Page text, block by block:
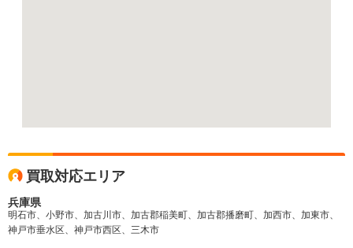
買取対応エリア
兵庫県
明石市、小野市、加古川市、加古郡稲美町、加古郡播磨町、加西市、加東市、
神戸市垂水区、神戸市西区、三木市